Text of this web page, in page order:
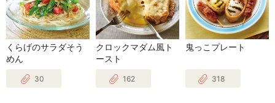
くらげのサラダそう
めん
30
クロックマダム風ト
ースト
162
鬼っこプレート
318